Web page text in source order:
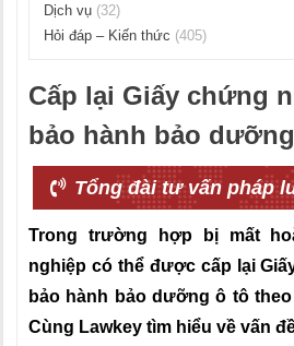
Dịch vụ (32)
Hỏi đáp – Kiến thức (405)
Cấp lại Giấy chứng
bảo hành bảo
Tổng đài tư vấn pháp
Trong trường hợp bị mất
nghiệp có thể được cấp lại
bảo hành bảo dưỡng ô tô
Cùng Lawkey tìm hiểu về vấn